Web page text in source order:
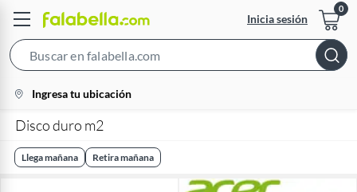
Inicia sesión
Bar
location-
icon
Ingresa tu ubicación
Disco duro m2
Llega mañana Retira mañana